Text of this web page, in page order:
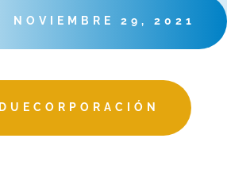
NOVIEMBRE 29, 2021
DUECORPORACIÓN